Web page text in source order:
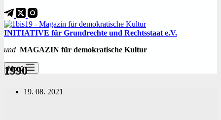
INITIATIVE für Grundrechte und Rechtsstaat e.V.
und MAGAZIN für demokratische Kultur
Menü
1990
19. 08. 2021